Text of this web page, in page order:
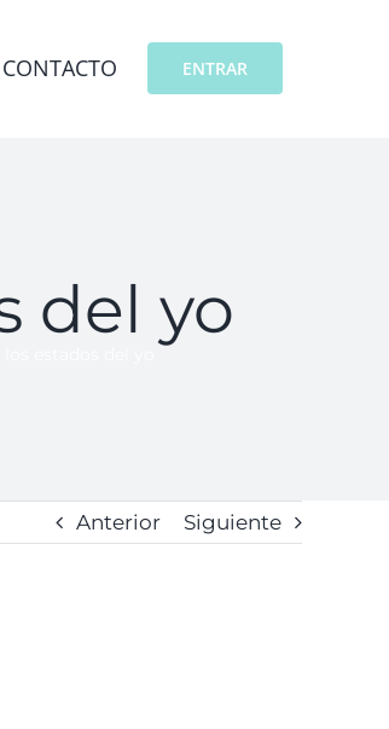
CONTACTO ENTRAR
del yo
Anterior Siguiente